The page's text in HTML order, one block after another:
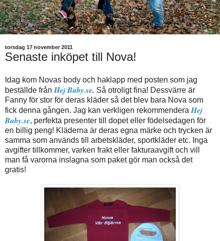
torsdag 17 november 2011
Senaste inköpet till Nova!
Idag kom Novas body och haklapp med posten som jag
beställde frånHej Baby.se. Så otroligt fina! Dessvärre är
Fanny för stor för deras kläder så det blev bara Nova som
fick denna gången. Jag kan verkligen rekommenderaHej
Baby.se, perfekta presenter till dopet eller födelsedagen för
en billig peng! Kläderna är deras egna märke och trycken är
samma som används till arbetskläder, sportkläder etc. Inga
avgifter tillkommer, varken frakt eller fakturaavgift och vill
man få varorna inslagna som paket gör man också det
gratis!